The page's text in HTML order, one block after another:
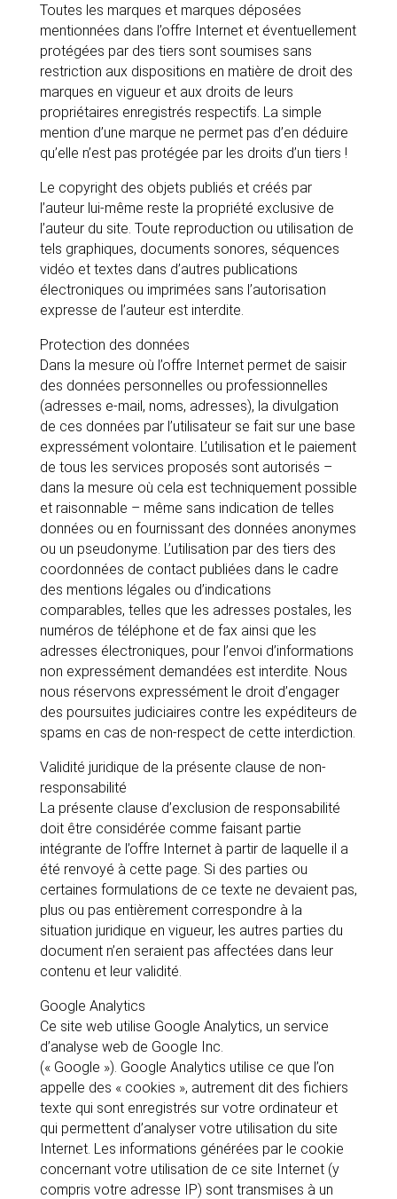
Toutes les marques et marques déposées
mentionnées dans l’offre Internet et éventuellement
protégées par des tiers sont soumises sans
restriction aux dispositions en matière de droit des
marques en vigueur et aux droits de leurs
propriétaires enregistrés respectifs. La simple
mention d’une marque ne permet pas d’en déduire
qu’elle n’est pas protégée par les droits d’un tiers !
Le copyright des objets publiés et créés par
l’auteur lui-même reste la propriété exclusive de
l’auteur du site. Toute reproduction ou utilisation de
tels graphiques, documents sonores, séquences
vidéo et textes dans d’autres publications
électroniques ou imprimées sans l’autorisation
expresse de l’auteur est interdite.
Protection des données
Dans la mesure où l’offre Internet permet de saisir
des données personnelles ou professionnelles
(adresses e-mail, noms, adresses), la divulgation
de ces données par l’utilisateur se fait sur une base
expressément volontaire. L’utilisation et le paiement
de tous les services proposés sont autorisés –
dans la mesure où cela est techniquement possible
et raisonnable – même sans indication de telles
données ou en fournissant des données anonymes
ou un pseudonyme. L’utilisation par des tiers des
coordonnées de contact publiées dans le cadre
des mentions légales ou d’indications
comparables, telles que les adresses postales, les
numéros de téléphone et de fax ainsi que les
adresses électroniques, pour l’envoi d’informations
non expressément demandées est interdite. Nous
nous réservons expressément le droit d’engager
des poursuites judiciaires contre les expéditeurs de
spams en cas de non-respect de cette interdiction.
Validité juridique de la présente clause de non-
responsabilité
La présente clause d’exclusion de responsabilité
doit être considérée comme faisant partie
intégrante de l’offre Internet à partir de laquelle il a
été renvoyé à cette page. Si des parties ou
certaines formulations de ce texte ne devaient pas,
plus ou pas entièrement correspondre à la
situation juridique en vigueur, les autres parties du
document n’en seraient pas affectées dans leur
contenu et leur validité.
Google Analytics
Ce site web utilise Google Analytics, un service
d’analyse web de Google Inc.
(« Google »). Google Analytics utilise ce que l’on
appelle des « cookies », autrement dit des fichiers
texte qui sont enregistrés sur votre ordinateur et
qui permettent d’analyser votre utilisation du site
Internet. Les informations générées par le cookie
concernant votre utilisation de ce site Internet (y
compris votre adresse IP) sont transmises à un